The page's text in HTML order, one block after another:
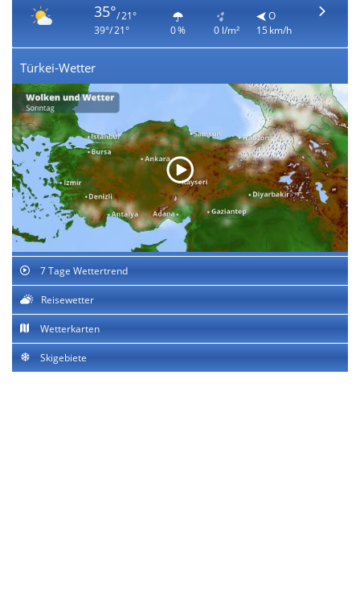
35°/ 21°
39°/ 21°
0 % 0 l/m²
O
15 km/h
Türkei-Wetter
7 Tage Wettertrend
Reisewetter
Wetterkarten
Skigebiete